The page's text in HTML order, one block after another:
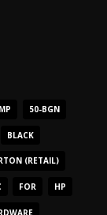
50-BGN
BLACK
(RETAIL)
FOR HP